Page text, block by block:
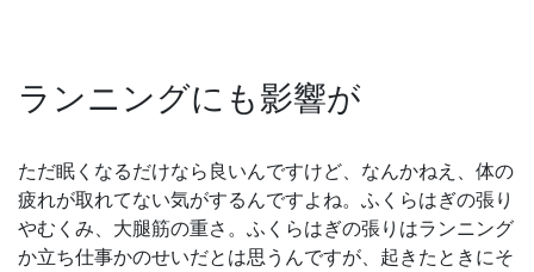
ランニングにも影響が
ただ眠くなるだけなら良いんですけど、なんかねえ、体の
疲れが取れてない気がするんですよね。ふくらはぎの張り
やむくみ、大腿筋の重さ。ふくらはぎの張りはランニング
か立ち仕事かのせいだとは思うんですが、起きたときにそ